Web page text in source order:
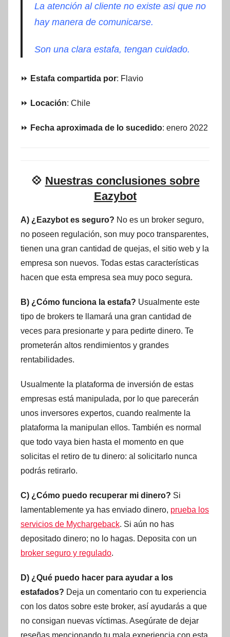
La atención al cliente no existe asi que no
hay manera de comunicarse.
Son una clara estafa, tengan cuidado.
⏩ Estafa compartida por: Flavio
⏩ Locación: Chile
⏩ Fecha aproximada de lo sucedido: enero 2022
💠 Nuestras conclusiones sobre
Eazybot
A) ¿Eazybot es seguro? No es un broker seguro,
no poseen regulación, son muy poco transparentes,
tienen una gran cantidad de quejas, el sitio web y la
empresa son nuevos. Todas estas características
hacen que esta empresa sea muy poco segura.
B) ¿Cómo funciona la estafa? Usualmente este
tipo de brokers te llamará una gran cantidad de
veces para presionarte y para pedirte dinero. Te
prometerán altos rendimientos y grandes
rentabilidades.
Usualmente la plataforma de inversión de estas
empresas está manipulada, por lo que parecerán
unos inversores expertos, cuando realmente la
plataforma la manipulan ellos. También es normal
que todo vaya bien hasta el momento en que
solicitas el retiro de tu dinero: al solicitarlo nunca
podrás retirarlo.
C) ¿Cómo puedo recuperar mi dinero? Si
lamentablemente ya has enviado dinero, prueba los
servicios de Mychargeback. Si aún no has
depositado dinero; no lo hagas. Deposita con un
broker seguro y regulado.
D) ¿Qué puedo hacer para ayudar a los
estafados? Deja un comentario con tu experiencia
con los datos sobre este broker, así ayudarás a que
no consigan nuevas víctimas. Asegúrate de dejar
reseñas mencionando tu mala experiencia con esta